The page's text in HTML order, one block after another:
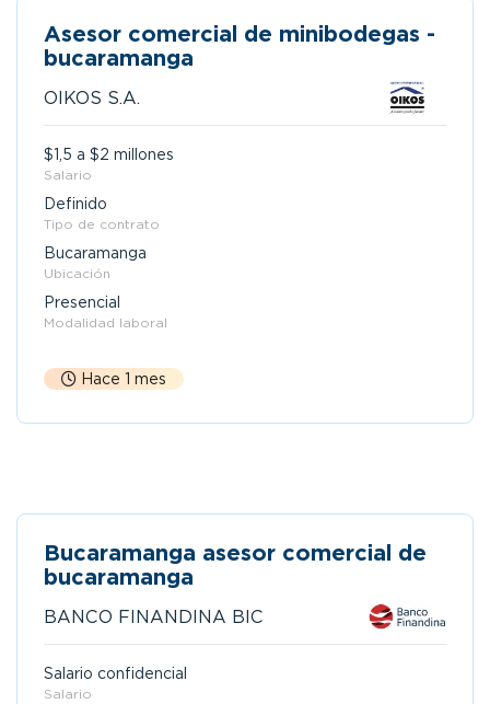
Asesor comercial de minibodegas -
bucaramanga
OIKOS S.A.
$1,5 a $2 millones
Salario
Definido
Tipo de contrato
Bucaramanga
Ubicación
Presencial
Modalidad laboral
Hace 1 mes
Bucaramanga asesor comercial de
bucaramanga
BANCO FINANDINA BIC
Salario confidencial
Salario